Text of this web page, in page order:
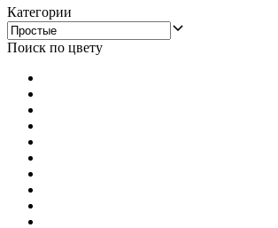
Категории
Поиск по цвету